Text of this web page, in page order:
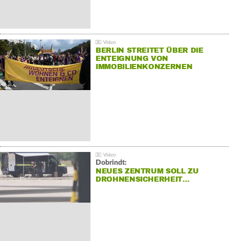
BERLIN STREITET ÜBER DIE
ENTEIGNUNG VON
IMMOBILIENKONZERNEN
Dobrindt:
NEUES ZENTRUM SOLL ZU
DROHNENSICHERHEIT…